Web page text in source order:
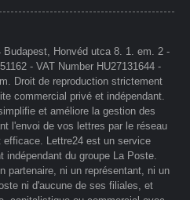
Budapest, Honvéd utca 8. 1. em. 2 -
- VAT Number HU27131644 -
Droit de reproduction strictement
commercial privé et indépendant.
et améliore la gestion des
l'envoi de vos lettres par le réseau
efficace. Lettre24 est un service
indépendant du groupe La Poste.
partenaire, ni un représentant, ni un
ni d'aucune de ses filiales, et